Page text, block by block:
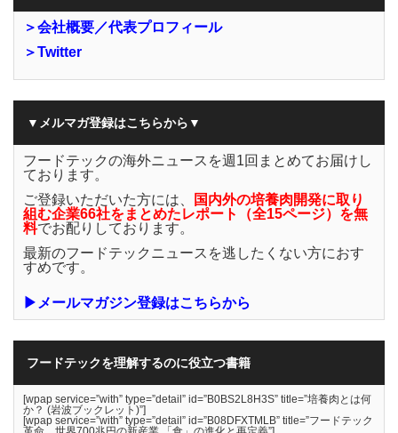
＞会社概要／代表プロフィール
＞Twitter
▼メルマガ登録はこちらから▼
フードテックの海外ニュースを週1回まとめてお届けし
ております。
ご登録いただいた方には、
国内外の培養肉開発に取り
組む企業66社をまとめたレポート（全15ページ）を無
料でお配りしております。
最新のフードテックニュースを逃したくない方におす
すめです。
▶メールマガジン登録はこちらから
フードテックを理解するのに役立つ書籍
[wpap service=”with” type=”detail” id=”B0BS2L8H3S” title=”培養肉とは何
か？ (岩波ブックレット)”]
[wpap service=”with” type=”detail” id=”B08DFXTMLB” title=”フードテック